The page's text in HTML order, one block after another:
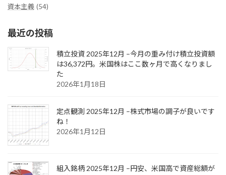
資本主義 (54)
最近の投稿
積立投資 2025年12月 –今月の重み付け積立投資額
は36,372円。米国株はここ数ヶ月で高くなりまし
た
2026年1月18日
定点観測 2025年12月 –株式市場の調子が良いです
ね！
2026年1月12日
組入銘柄 2025年12月 –円安、米国高で資産総額が